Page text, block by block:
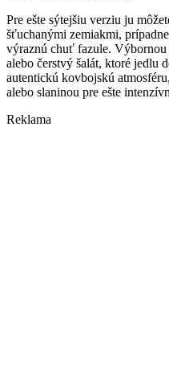
Pre ešte sýtejšiu verziu ju
šťuchanými zemiakmi,
výraznú chuť fazule.
alebo čerstvý šalát, ktoré jedlu
autentickú kovbojskú
alebo slaninou pre ešte
Reklama